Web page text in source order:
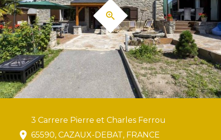
3 Carrere Pierre et Charles Ferrou
65590, CAZAUX-DEBAT, FRANCE